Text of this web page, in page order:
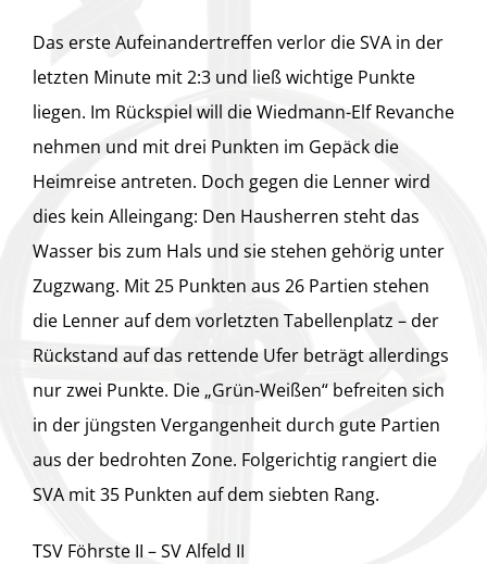
Das erste Aufeinandertreffen verlor die SVA in der
letzten Minute mit 2:3 und ließ wichtige Punkte
liegen. Im Rückspiel will die Wiedmann-Elf Revanche
nehmen und mit drei Punkten im Gepäck die
Heimreise antreten. Doch gegen die Lenner wird
dies kein Alleingang: Den Hausherren steht das
Wasser bis zum Hals und sie stehen gehörig unter
Zugzwang. Mit 25 Punkten aus 26 Partien stehen
die Lenner auf dem vorletzten Tabellenplatz – der
Rückstand auf das rettende Ufer beträgt allerdings
nur zwei Punkte. Die „Grün-Weißen“ befreiten sich
in der jüngsten Vergangenheit durch gute Partien
aus der bedrohten Zone. Folgerichtig rangiert die
SVA mit 35 Punkten auf dem siebten Rang.
TSV Föhrste II – SV Alfeld II